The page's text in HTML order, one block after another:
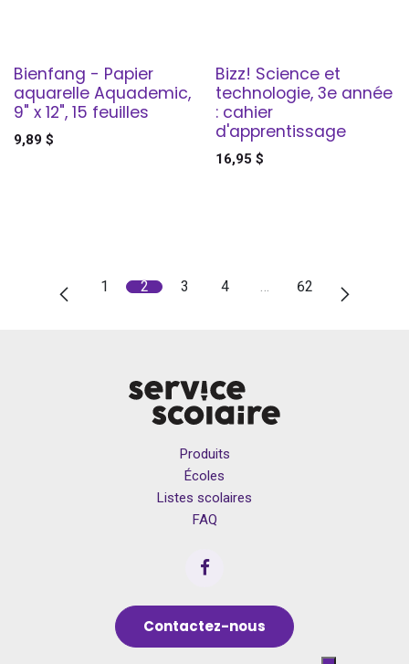
Bienfang - Papier
aquarelle Aquademic,
9" x 12", 15 feuilles
9,89 $
Bizz! Science et
technologie, 3e année
: cahier
d'apprentissage
16,95 $
1 2 3 4 62
Produits
Écoles
Listes scolaires
FAQ
Contactez-nous